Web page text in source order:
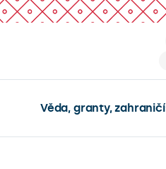
Věda, granty, zahraničí